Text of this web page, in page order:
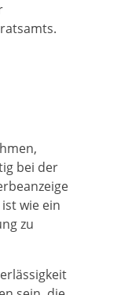
bei der
wie ein
zu